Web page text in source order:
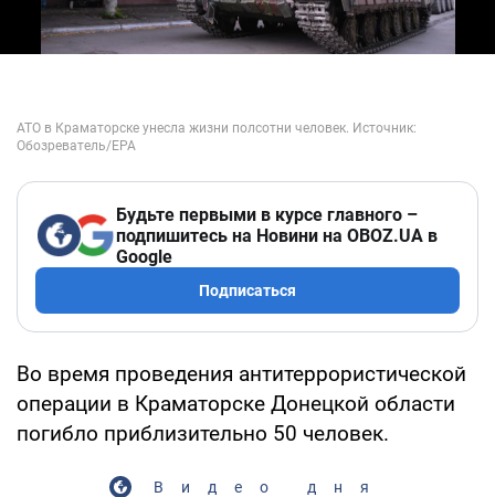
Будьте первыми в курсе главного –
подпишитесь на Новини на OBOZ.UA в
Google
Подписаться
Во время проведения антитеррористической
операции в Краматорске Донецкой области
погибло приблизительно 50 человек.
Видео дня